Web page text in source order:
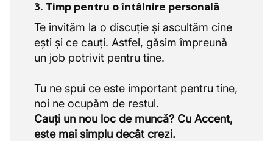
3. Timp pentru o întâlnire personală
Te invităm la o discuție și ascultăm cine
ești și ce cauți. Astfel, găsim împreună
un job potrivit pentru tine.
Tu ne spui ce este important pentru tine,
Cauți un nou loc de muncă? Cu Accent,
este mai simplu decât crezi.